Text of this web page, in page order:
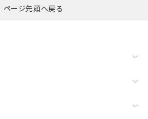
ページ先頭へ戻る